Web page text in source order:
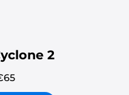
2
65